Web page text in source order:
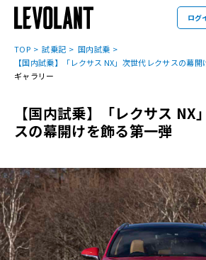
ログ
TOP 試乗記
国内試乗
【国内試乗】「レクサス NX」次世代レクサスの幕
ギャラリー
【国内試乗】「レクサス NX
スの幕開けを飾る第一弾